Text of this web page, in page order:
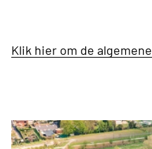
Klik hier om de algemene